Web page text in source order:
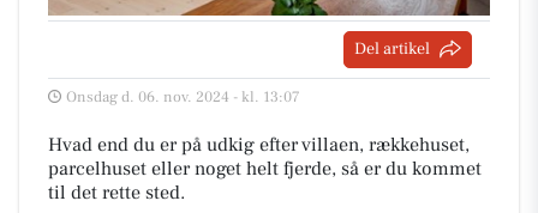
Del artikel
Onsdag d. 06. nov. 2024 - kl. 13:07
Hvad end du er på udkig efter villaen, rækkehuset,
parcelhuset eller noget helt fjerde, så er du kommet
til det rette sted.